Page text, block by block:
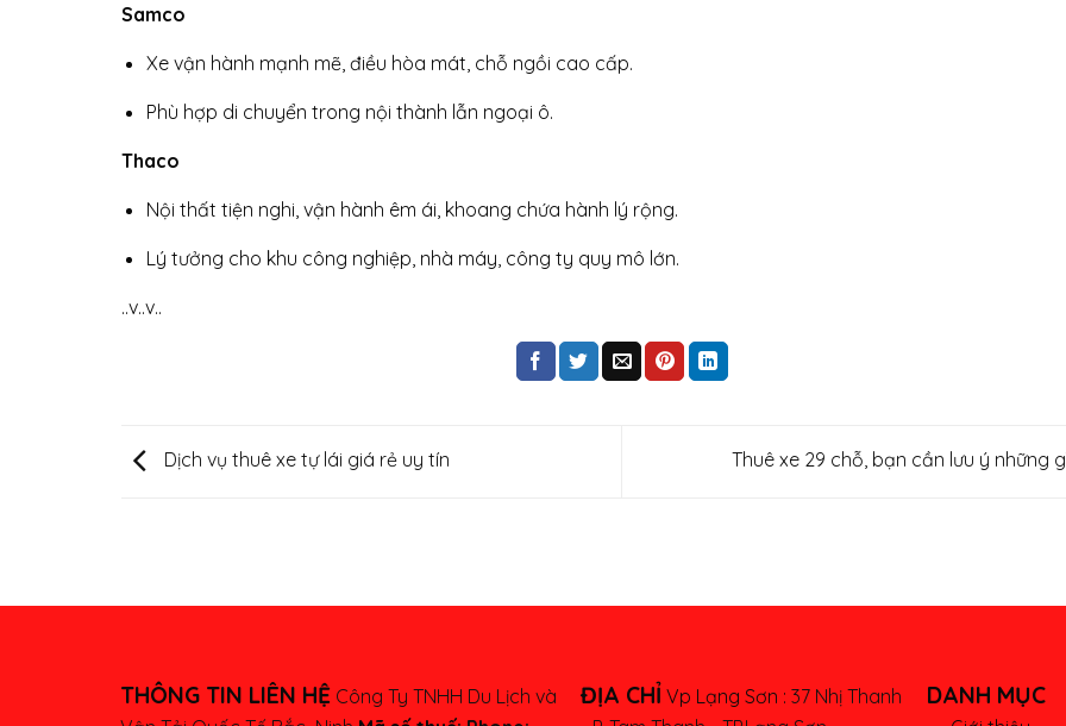
Samco
Xe vận hành mạnh mẽ, điều hòa mát, chỗ ngồi cao cấp.
Phù hợp di chuyển trong nội thành lẫn ngoại ô.
Thaco
Nội thất tiện nghi, vận hành êm ái, khoang chứa hành lý rộng.
Lý tưởng cho khu công nghiệp, nhà máy, công ty quy mô lớn.
..v..v..
Dịch vụ thuê xe tự lái giá rẻ uy tín Thuê xe 29 chỗ, bạn cần lưu ý những
THÔNG TIN LIÊN HỆ Công Ty TNHH Du Lịch và
ĐỊA CHỈ Vp Lạng Sơn :37 Nhị Thanh
DANH MỤC